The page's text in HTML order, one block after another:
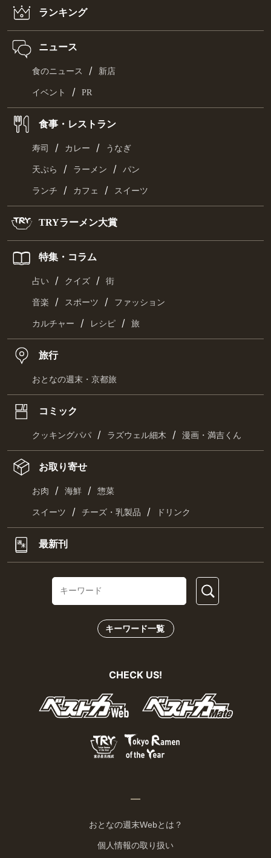
ランキング
ニュース
食のニュース / 新店
イベント / PR
食事・レストラン
寿司 / カレー / うなぎ
天ぷら / ラーメン / パン
ランチ / カフェ / スイーツ
TRYラーメン大賞
特集・コラム
占い / クイズ / 街
音楽 / スポーツ / ファッション
カルチャー / レシピ / 旅
旅行
おとなの週末・京都旅
コミック
クッキングパパ / ラズウェル細木 / 漫画・満吉くん
お取り寄せ
お肉 / 海鮮 / 惣菜
スイーツ / チーズ・乳製品 / ドリンク
最新刊
キーワード一覧
CHECK US!
おとなの週末Webとは？
個人情報の取り扱い